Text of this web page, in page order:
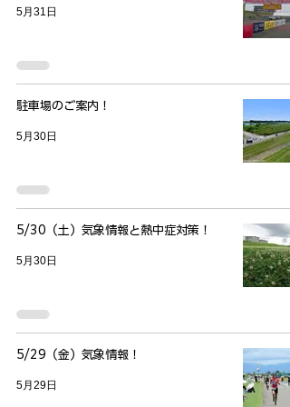
5月31日
駐車場のご案内！
5月30日
5/30（土）気象情報と熱中症対策！
5月30日
5/29（金）気象情報！
5月29日